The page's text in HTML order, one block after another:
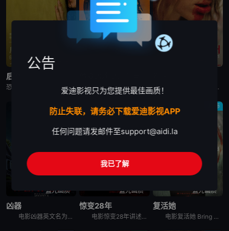
高清中字
后室
恐怖片《后室》又名：后室(电影版),边缘空间：电影,嚇房(港),嚇房(戏院独家加长版),Backrooms: Everything Must Go Edition w,Bonus Footage,Ba 电影《惊变28年2：白骨圣殿》讲述了：末日丧钟再度敲响，带领观众直视人性毁灭的炼狱，感染者的威胁和幸存人类的邪恶。 本片讲述了一个与世隔绝的奇怪家庭。家庭成员由一对父母和大儿子、两个女儿组成，一家五口终日生活在一座隐秘的大宅子里。三个孩子自小被父亲隔离于此，他们不能接触除父母外的人，对高墙之外的世界几乎一无所知
剧情
蓝光画质
凶器
电影凶器英文名为Weapons，讲述了：同一个晚上的同一个时间，同一个班级里的所有小孩，都神秘地失踪了，除了一个小孩。整个小镇都开始怀疑，究竟是谁或背后有什么原因，导致这些小孩都不见了？
科幻
蓝光画质
惊变28年
电影惊变28年讲述的是：经历病毒浩劫的幸存者们在远离城市的地方建立了新的聚集区，平静的生活却在28年后被再次打破。更加致命的病毒变异，日渐扭曲的人性与欲望，人类的命运将会何去何从？影片为《惊变28
恐怖
蓝光画质
复活她
电影复活她 Bring Her Back讲述的是：一对兄妹在他们新寄养母亲的偏远住所中，发现了一个可怕的仪式。
公告
爱迪影视只为您提供最佳画质！
防止失联，请务必下载爱迪影视APP
任何问题请发邮件至support@aidi.la
我已了解